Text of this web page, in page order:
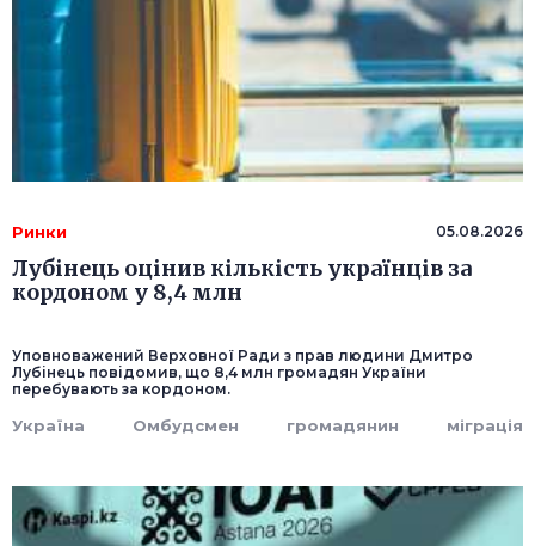
Ринки 05.08.2026
Лубінець оцінив кількість українців за
кордоном у 8,4 млн
Уповноважений Верховної Ради з прав людини Дмитро
Лубінець повідомив, що 8,4 млн громадян України
перебувають за кордоном.
Україна Омбудсмен громадянин міграція